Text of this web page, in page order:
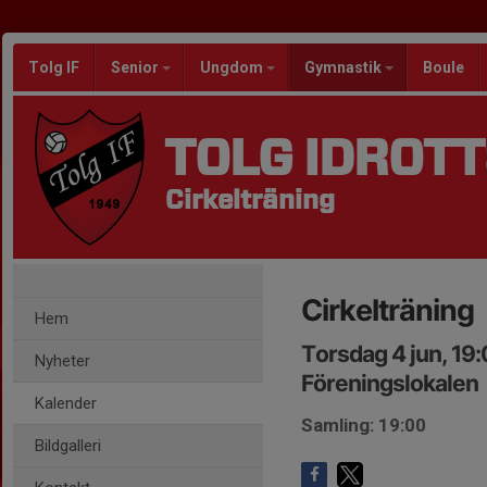
Tolg IF Senior Ungdom Gymnastik Boule
TOLG
Cirkelträning
Hem
Nyheter
Kalender
Bildgalleri
Cirkelträning
Torsdag 4 jun,
Föreningslokalen
Samling: 19:00